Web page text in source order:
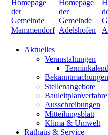
Aktuelles
Veranstaltungen
Bekanntmachungen
Stellenangebote
Ausschreibungen
Mitteilungsblatt
Klima & Umwelt
Rathaus & Service